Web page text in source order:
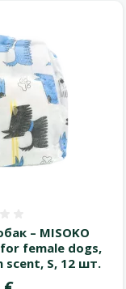
– MISOKO
female dogs,
scent, S, 12 шт.